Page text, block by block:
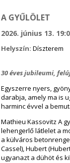
A GYŰLÖLET
2026. június 13.
Helyszín: Díszterem
30 éves jubileumi,
Egyszerre nyers,
darabja, amely ma is
harminc évvel a
Mathieu Kassovitz A
lehengerlő látlelet a
a külváros
Cassel), Hubert
ugyanazt a dühöt és